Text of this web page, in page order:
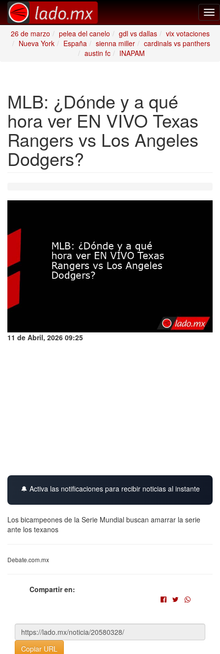
26 de marzo
pelea del canelo gdl vs dallas
vix votaciones
Nueva York
España sienna miller
cardinals vs panthers
austin fc
INAPAM
MLB: ¿Dónde y a qué
hora ver EN VIVO Texas
Rangers vs Los Angeles
Dodgers?
11 de Abril, 2026 09:25
🔔 Activa las notificaciones para recibir noticias al instante
Los bicampeones de la Serie Mundial buscan amarrar la serie
ante los texanos
Debate.com.mx
Compartir en:
Copiar URL